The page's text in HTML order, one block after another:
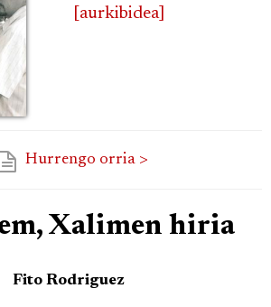
[aurkibidea]
Hurrengo orria >
Xalimen hiria
Fito Rodriguez